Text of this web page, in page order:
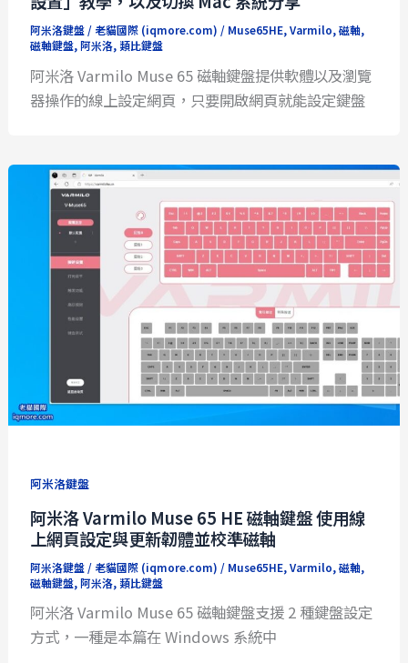
阿米洛鍵盤 / 老貓國際 (iqmore.com) / Muse65HE,Varmilo,磁軸,
磁軸鍵盤,阿米洛,類比鍵盤
阿米洛 Varmilo Muse 65 磁軸鍵盤提供軟體以及瀏覽
器操作的線上設定網頁，只要開啟網頁就能設定鍵盤
阿米洛鍵盤
阿米洛 Varmilo Muse 65 HE 磁軸鍵盤 使用線
上網頁設定與更新韌體並校準磁軸
阿米洛鍵盤 / 老貓國際 (iqmore.com) / Muse65HE,Varmilo,磁軸,
磁軸鍵盤,阿米洛,類比鍵盤
阿米洛 Varmilo Muse 65 磁軸鍵盤支援 2 種鍵盤設定
方式，一種是本篇在 Windows 系統中